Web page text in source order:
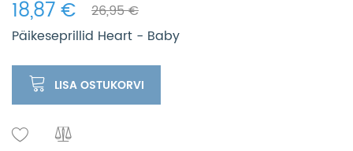
18,87 €
26,95 €
Päikeseprillid Heart - Baby
LISA OSTUKORVI